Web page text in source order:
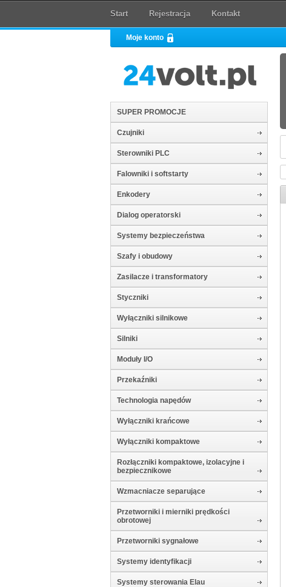
Start Rejestracja Kontakt
Moje konto
SUPER PROMOCJE
Czujniki
Sterowniki PLC
Falowniki i softstarty
Enkodery
Dialog operatorski
Systemy bezpieczeństwa
Szafy i obudowy
Zasilacze i transformatory
Styczniki
Wyłączniki silnikowe
Silniki
Moduły I/O
Przekaźniki
Technologia napędów
Wyłączniki krańcowe
Wyłączniki kompaktowe
Rozłączniki kompaktowe, izolacyjne i
bezpiecznikowe
Wzmacniacze separujące
Przetworniki i mierniki prędkości
obrotowej
Przetworniki sygnałowe
Systemy identyfikacji
Systemy sterowania Elau